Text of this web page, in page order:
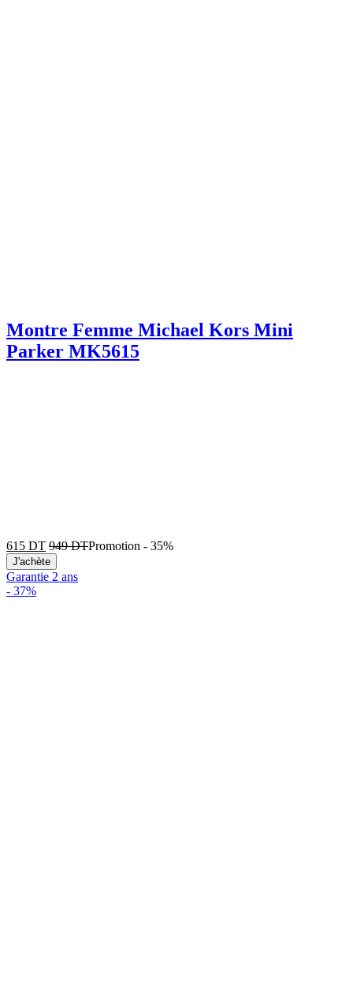
Montre Femme Michael Kors Mini
Parker MK5615
615 DT 949DTPromotion - 35%
J'achète
Garantie 2 ans
- 37%